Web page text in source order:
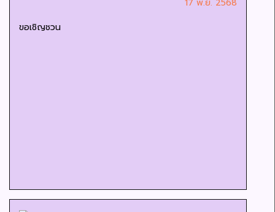
17 พ.ย. 2568
ขอเชิญชวน